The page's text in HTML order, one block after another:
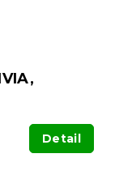
Detail